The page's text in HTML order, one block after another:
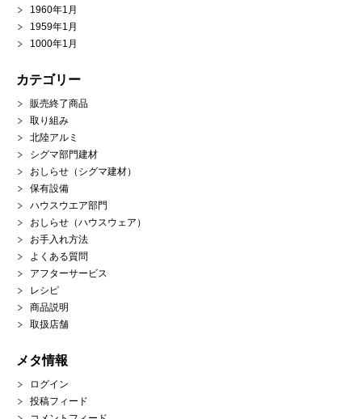
1960年1月
1959年1月
1000年1月
カテゴリー
販売終了商品
取り組み
北陸アルミ
シグマ部門建材
おしらせ（シグマ建材）
保有設備
ハウスウエア部門
おしらせ（ハウスウェア）
お手入れ方法
よくある質問
アフターサービス
レシピ
商品説明
取扱店舗
メタ情報
ログイン
投稿フィード